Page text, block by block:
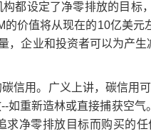
都设定了净零排放的目标
价值将从现在的10亿美
，企业和投资者可以为产
信用。广义上讲，碳信用
如重新造林或直接捕获空
求净零排放目标而购买的